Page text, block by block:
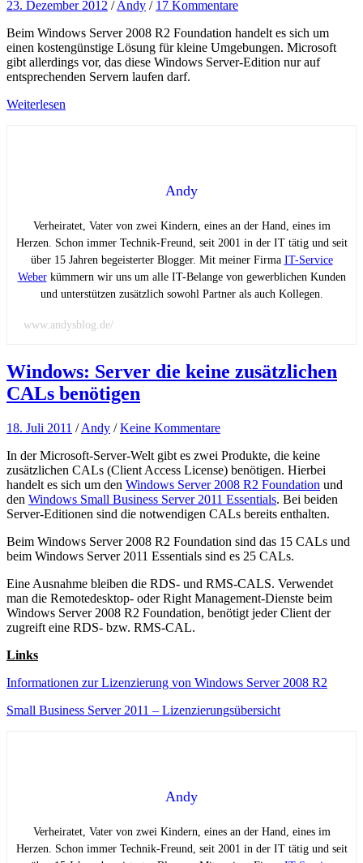
23. Dezember 2012 /Andy / 17 Kommentare
Beim Windows Server 2008 R2 Foundation handelt es sich um
einen kostengünstige Lösung für kleine Umgebungen. Microsoft
gibt allerdings vor, das diese Windows Server-Edition nur auf
entsprechenden Servern laufen darf.
Weiterlesen
Andy
Verheiratet, Vater von zwei Kindern, eines an der Hand, eines im
Herzen. Schon immer Technik-Freund, seit 2001 in der IT tätig und seit
über 15 Jahren begeisterter Blogger. Mit meiner Firma IT-Service
Weberkümmern wir uns um alle IT-Belange von gewerblichen Kunden
und unterstützen zusätzlich sowohl Partner als auch Kollegen.
www.andysblog.de/
Windows: Server die keine zusätzlichen
CALs benötigen
18. Juli 2011 /Andy /Keine Kommentare
In der Microsoft-Server-Welt gibt es zwei Produkte, die keine
zusätzlichen CALs (Client Access License) benötigen. Hierbei
handelt es sich um den Windows Server 2008 R2 Foundation und
den Windows Small Business Server 2011 Essentials. Bei beiden
Server-Editionen sind die notwendigen CALs bereits enthalten.
Beim Windows Server 2008 R2 Foundation sind das 15 CALs und
beim Windows Server 2011 Essentials sind es 25 CALs.
Eine Ausnahme bleiben die RDS- und RMS-CALS. Verwendet
man die Remotedesktop- oder Right Management-Dienste beim
Windows Server 2008 R2 Foundation, benötigt jeder Client der
zugreift eine RDS- bzw. RMS-CAL.
Links
Informationen zur Lizenzierung von Windows Server 2008 R2
Small Business Server 2011 – Lizenzierungsübersicht
Andy
Verheiratet, Vater von zwei Kindern, eines an der Hand, eines im
Herzen. Schon immer Technik-Freund, seit 2001 in der IT tätig und seit